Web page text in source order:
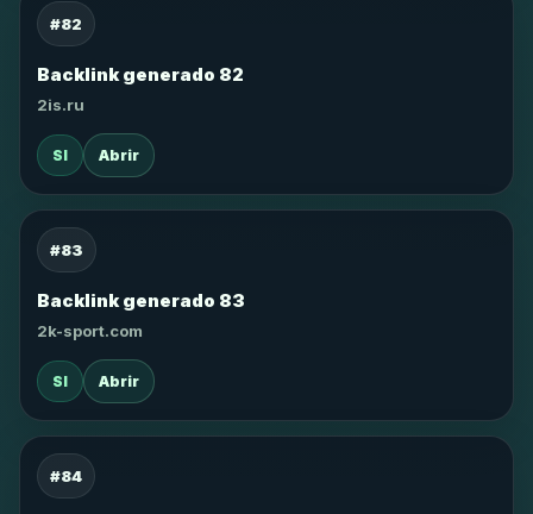
#82
Backlink generado 82
2is.ru
SI Abrir
#83
Backlink generado 83
2k-sport.com
SI Abrir
#84